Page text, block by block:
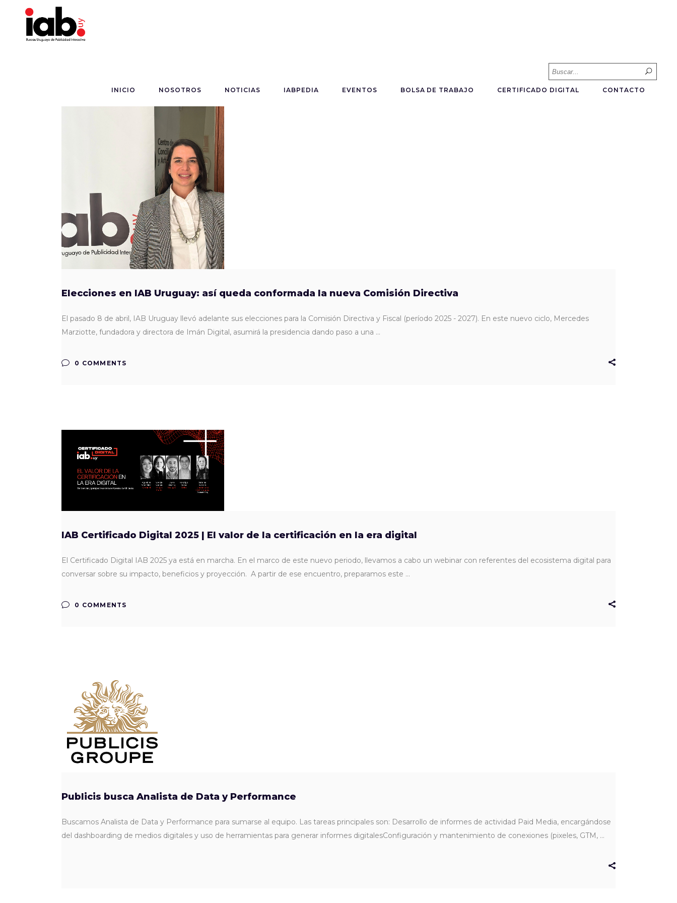
for:
INICIO NOSOTROS NOTICIAS IABPEDIA EVENTOS BOLSA DE TRABAJO CERTIFICADO DIGITAL CONTACTO
Elecciones en IAB Uruguay: así queda conformada la nueva Comisión Directiva
El pasado 8 de abril, IAB Uruguay llevó adelante sus elecciones para la Comisión Directiva y Fiscal (período 2025 - 2027). En este nuevo ciclo, Mercedes
Marziotte, fundadora y directora de Imán Digital, asumirá la presidencia dando paso a una
0 COMMENTS
IAB Certificado Digital 2025 | El valor de la certificación en la era digital
El Certificado Digital IAB 2025 ya está en marcha. En el marco de este nuevo periodo, llevamos a cabo un webinar con referentes del ecosistema digital para
conversar sobre su impacto, beneficios y proyección. A partir de ese encuentro, preparamos este
0 COMMENTS
Publicis busca Analista de Data y Performance
Buscamos Analista de Data y Performance para sumarse al equipo. Las tareas principales son: Desarrollo de informes de actividad Paid Media, encargándose
del dashboarding de medios digitales y uso de herramientas para generar informes digitalesConfiguración y mantenimiento de conexiones (pixeles, GTM,